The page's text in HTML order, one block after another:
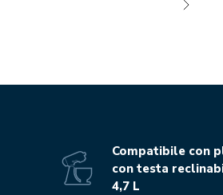
Compatibile con
con testa
4,7 L